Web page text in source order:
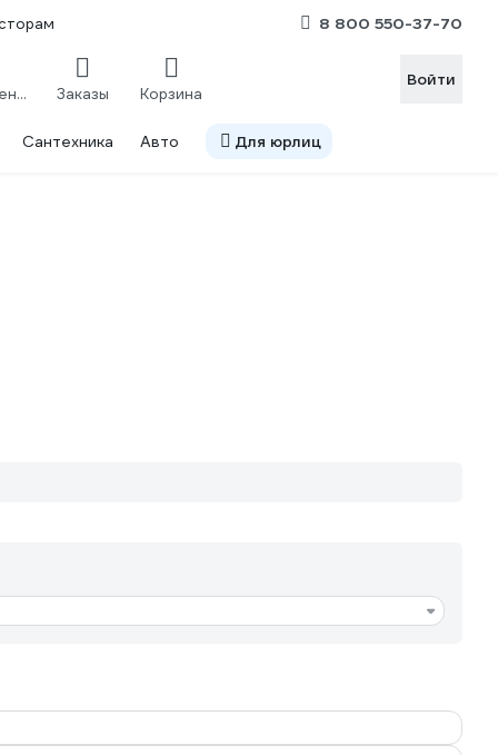
8 800 550-37-70
Сравнение Заказы Корзина
Войти
Сантехника Авто Для юрлиц